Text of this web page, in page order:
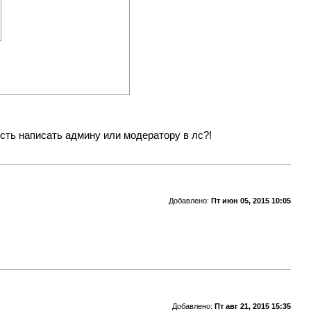
написать админу или модератору в лс?!
Добавлено: Пт июн 05, 2015 10:05
Добавлено: Пт авг 21, 2015 15:35